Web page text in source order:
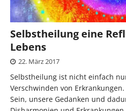
Selbstheilung eine
Lebens
22. März 2017
Selbstheilung ist nicht einfach
Verschwinden von
Sein, unsere Gedanken und